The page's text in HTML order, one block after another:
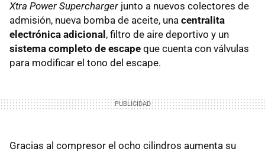
Xtra Power Supercharger junto a nuevos colectores de
admisión, nueva bomba de aceite, una centralita
electrónica adicional, filtro de aire deportivo y un
sistema completo de escape que cuenta con válvulas
para modificar el tono del escape.
Gracias al compresor el ocho cilindros aumenta su